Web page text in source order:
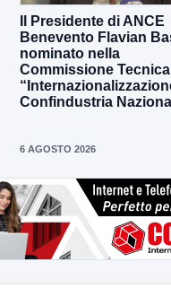
Il Presidente di ANCE
Benevento Flavian
nominato nella
Commissione Tecnica
Confindustria
6 AGOSTO 2026